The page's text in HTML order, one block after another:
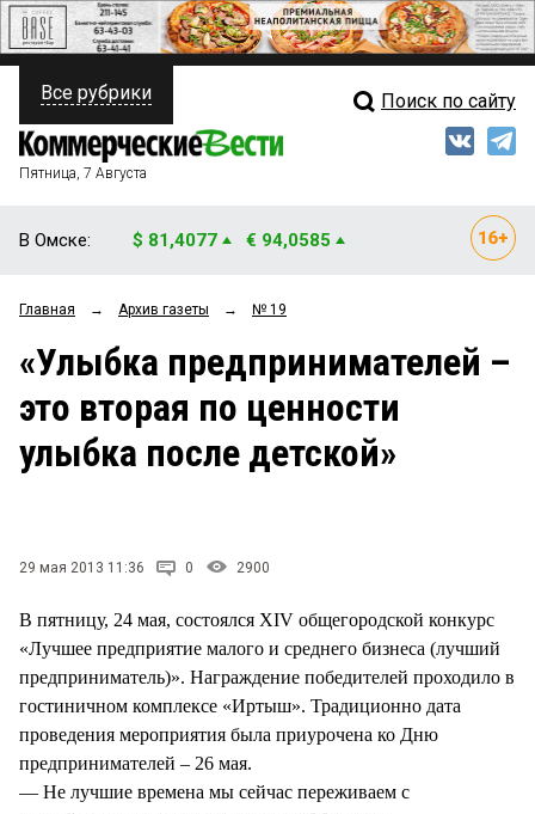
ПОЛИТИКА
ФИНАНСЫ
ОБЩЕСТВО
ЗАКОН
НОВОСТИ КОМПАНИЙ
Свежий выпуск
Рейтинги
Блоги
Архив
Все рубрики Поиск по сайту
Пятница, 7 Августа
В Омске: $ 81,4077 € 94,0585
Главная → Архив газеты → № 19
«Улыбка предпринимателей –
это вторая по ценности
улыбка после детской»
29 мая 2013 11:36 0 2900
В пятницу, 24 мая, состоялся XIV общегородской конкурс
«Лучшее предприятие малого и среднего бизнеса (лучший
предприниматель)». Награждение победителей проходило в
гостиничном комплексе «Иртыш». Традиционно дата
проведения мероприятия была приурочена ко Дню
предпринимателей – 26 мая.
— Не лучшие времена мы сейчас переживаем с